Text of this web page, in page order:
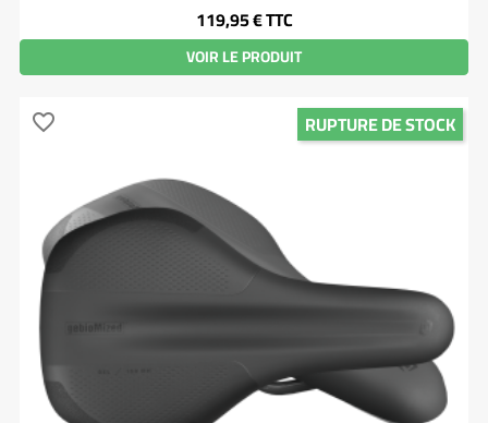
Prix
119,95 €TTC
VOIR LE PRODUIT
RUPTURE DE STOCK
favorite_border